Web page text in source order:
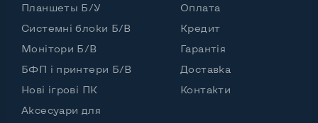
Планшеты Б/У
Системні блоки Б/В
Монітори Б/В
БФП і принтери Б/В
Нові ігрові ПК
Аксесуари для
Оплата
Кредит
Гарантія
Доставка
Контакти